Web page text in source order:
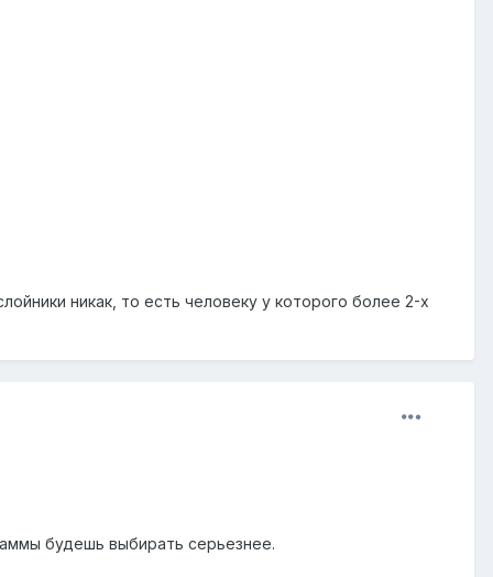
никак, то есть человеку у которого более 2-х
будешь выбирать серьезнее.